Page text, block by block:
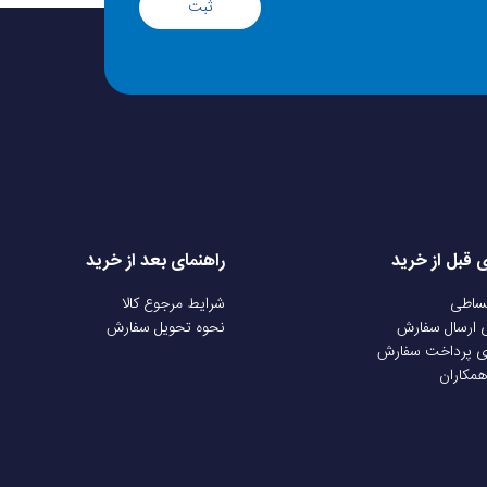
ثبت
قبل از خرید
ارسال سفارش
پرداخت سفارش
راهنمای بعد از خرید
شرایط مرجوع کالا
نحوه تحویل سفارش